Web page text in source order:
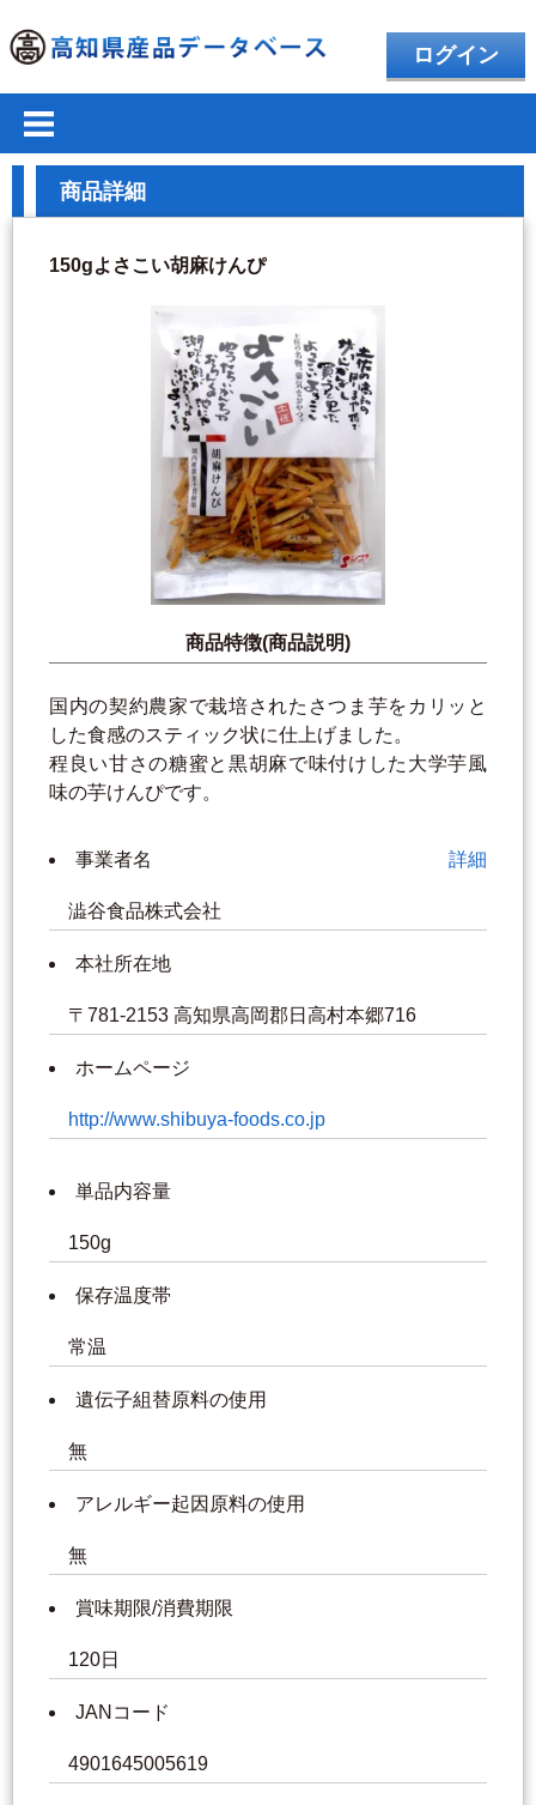
ログイン
商品詳細
150gよさこい胡麻けんぴ
商品特徴(商品説明)
国内の契約農家で栽培されたさつま芋をカリッと
した食感のスティック状に仕上げました。
程良い甘さの糖蜜と黒胡麻で味付けした大学芋風
味の芋けんぴです。
事業者名 詳細
澁谷食品株式会社
本社所在地
〒781-2153 高知県高岡郡日高村本郷716
ホームページ
http://www.shibuya-foods.co.jp
単品内容量
150g
保存温度帯
常温
遺伝子組替原料の使用
無
アレルギー起因原料の使用
無
賞味期限/消費期限
120日
JANコード
4901645005619